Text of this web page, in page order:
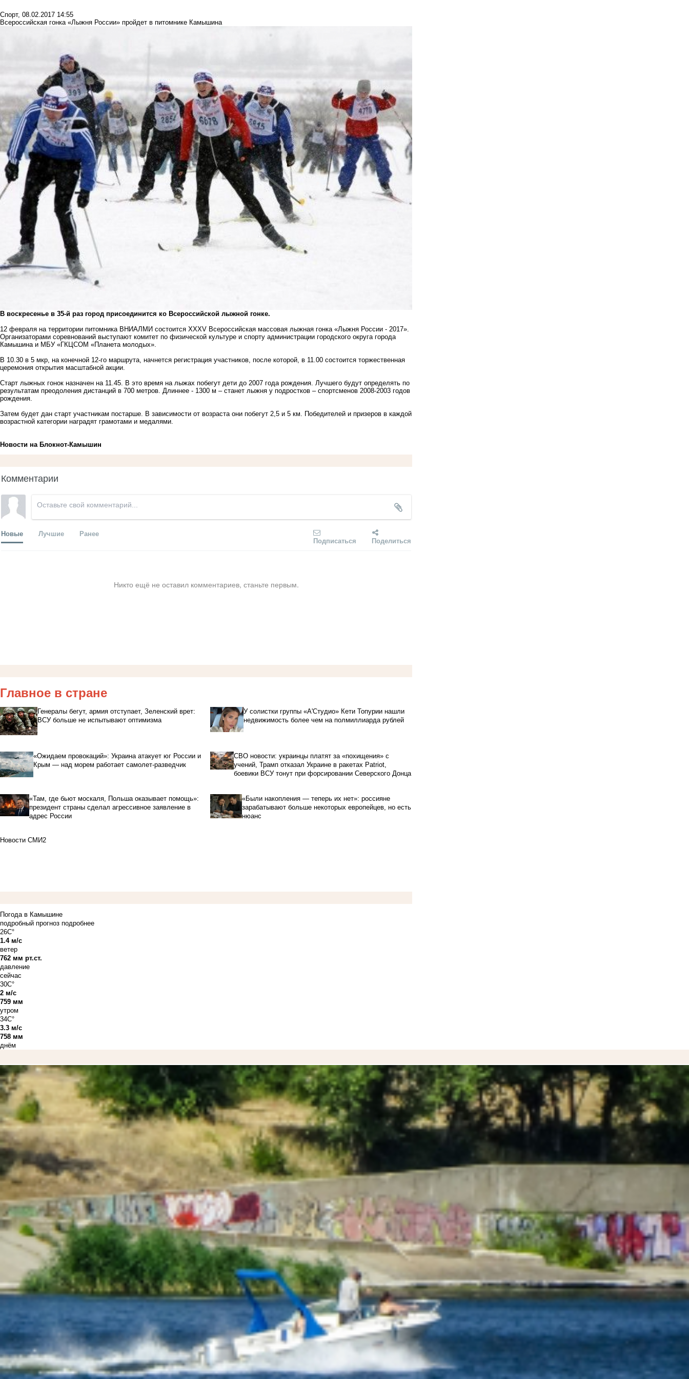
Спорт, 08.02.2017 14:55
Всероссийская гонка «Лыжня России» пройдет в питомнике Камышина
В воскресенье в 35-й раз город присоединится ко Всероссийской лыжной гонке.
12 февраля на территории питомника ВНИАЛМИ состоится XXXV Всероссийская массовая лыжная гонка «Лыжня России - 2017».
Организаторами соревнований выступают комитет по физической культуре и спорту администрации городского округа города
Камышина и МБУ «ГКЦСОМ «Планета молодых».
В 10.30 в 5 мкр, на конечной 12-го маршрута, начнется регистрация участников, после которой, в 11.00 состоится торжественная
церемония открытия масштабной акции.
Старт лыжных гонок назначен на 11.45. В это время на лыжах побегут дети до 2007 года рождения. Лучшего будут определять по
результатам преодоления дистанций в 700 метров. Длиннее - 1300 м – станет лыжня у подростков – спортсменов 2008-2003 годов
рождения.
Затем будет дан старт участникам постарше. В зависимости от возраста они побегут 2,5 и 5 км. Победителей и призеров в каждой
возрастной категории наградят грамотами и медалями.
Новости на Блoкнoт-Камышин
Комментарии
Новые Лучшие Ранее
Подписаться Поделиться
Никто ещё не оставил комментариев, станьте первым.
Главное в стране
Генералы бегут, армия отступает, Зеленский врет:
ВСУ больше не испытывают оптимизма
У солистки группы «А'Студио» Кети Топурии нашли
недвижимость более чем на полмиллиарда рублей
«Ожидаем провокаций»: Украина атакует юг России и
Крым — над морем работает самолет-разведчик
СВО новости: украинцы платят за «похищения» с
учений, Трамп отказал Украине в ракетах Patriot,
боевики ВСУ тонут при форсировании Северского Донца
«Там, где бьют москаля, Польша оказывает помощь»:
президент страны сделал агрессивное заявление в
адрес России
«Были накопления — теперь их нет»: россияне
зарабатывают больше некоторых европейцев, но есть
нюанс
Новости СМИ2
Погода в Камышине
подробный прогноз подробнее
26C°
1.4 м/с
ветер
762 мм рт.ст.
давление
сейчас
30C°
2 м/с
759 мм
утром
34C°
3.3 м/с
758 мм
днём